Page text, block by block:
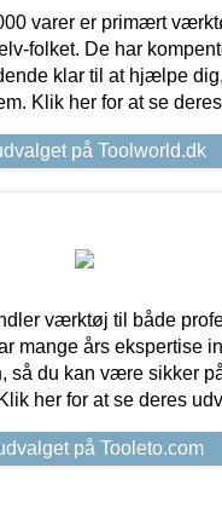
varer er primært
folket. De har
klar til at hjælpe
Klik her for at se
på Toolworld.dk
værktøj til både
mange års ekspertise
så du kan være sikker
her for at se deres
på Tooleto.com